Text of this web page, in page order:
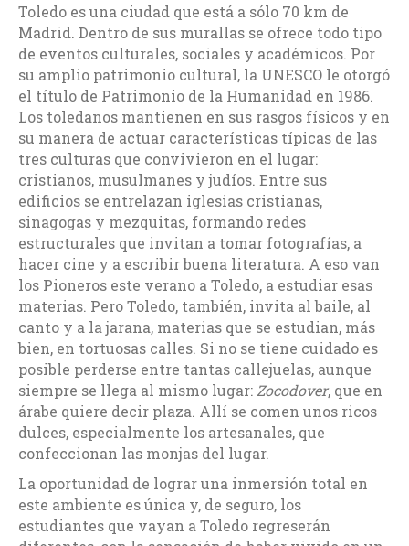
Toledo es una ciudad que está a sólo 70 km de
Madrid. Dentro de sus murallas se ofrece todo tipo
de eventos culturales, sociales y académicos. Por
su amplio patrimonio cultural, la UNESCO le otorgó
el título de Patrimonio de la Humanidad en 1986.
Los toledanos mantienen en sus rasgos físicos y en
su manera de actuar características típicas de las
tres culturas que convivieron en el lugar:
cristianos, musulmanes y judíos. Entre sus
edificios se entrelazan iglesias cristianas,
sinagogas y mezquitas, formando redes
estructurales que invitan a tomar fotografías, a
hacer cine y a escribir buena literatura. A eso van
los Pioneros este verano a Toledo, a estudiar esas
materias. Pero Toledo, también, invita al baile, al
canto y a la jarana, materias que se estudian, más
bien, en tortuosas calles. Si no se tiene cuidado es
posible perderse entre tantas callejuelas, aunque
siempre se llega al mismo lugar: Zocodover, que en
árabe quiere decir plaza. Allí se comen unos ricos
dulces, especialmente los artesanales, que
confeccionan las monjas del lugar.
La oportunidad de lograr una inmersión total en
este ambiente es única y, de seguro, los
estudiantes que vayan a Toledo regreserán